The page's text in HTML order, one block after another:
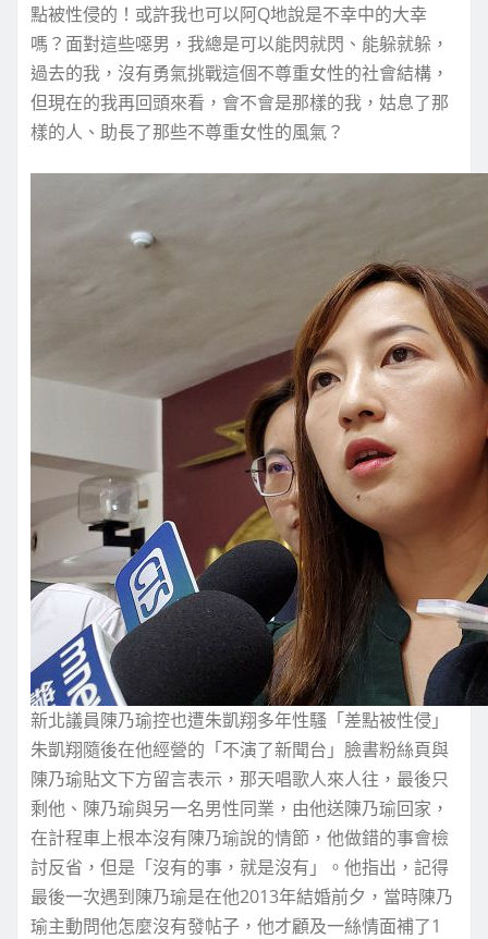
點被性侵的！或許我也可以阿Q地說是不幸中的大幸
嗎？面對這些噁男，我總是可以能閃就閃、能躲就躲，
過去的我，沒有勇氣挑戰這個不尊重女性的社會結構，
但現在的我再回頭來看，會不會是那樣的我，姑息了那
樣的人、助長了那些不尊重女性的風氣？
新北議員陳乃瑜控也遭朱凱翔多年性騷「差點被性侵」
朱凱翔隨後在他經營的「不演了新聞台」臉書粉絲頁與
陳乃瑜貼文下方留言表示，那天唱歌人來人往，最後只
剩他、陳乃瑜與另一名男性同業，由他送陳乃瑜回家，
在計程車上根本沒有陳乃瑜說的情節，他做錯的事會檢
討反省，但是「沒有的事，就是沒有」。他指出，記得
最後一次遇到陳乃瑜是在他2013年結婚前夕，當時陳乃
瑜主動問他怎麼沒有發帖子，他才顧及一絲情面補了1